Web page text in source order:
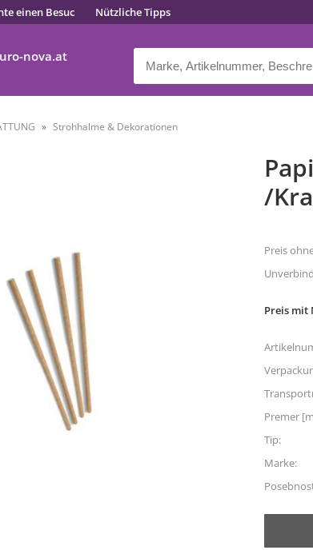
einen Besuc Nützliche Tipps
nova.at
Strohhalme & Dekorationen
/
Preis
Preis mit
Premer
Tip:
Marke: